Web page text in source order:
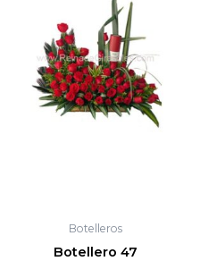
Botelleros
Botellero 47